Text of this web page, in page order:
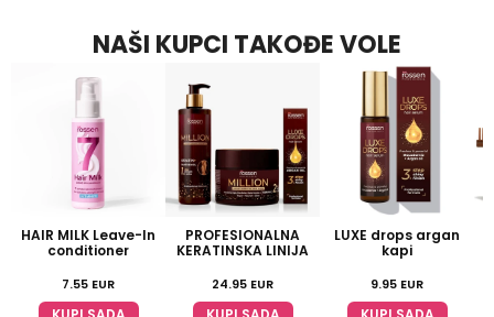
NAŠI KUPCI TAKOĐE VOLE
HAIR MILK Leave-In
conditioner
7.55 EUR
PROFESIONALNA
KERATINSKA LINIJA
24.95 EUR
LUXE drops argan
kapi
9.95 EUR